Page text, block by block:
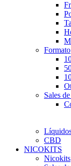
Formato
Sales
CBD
NICOKITS
Nicokits